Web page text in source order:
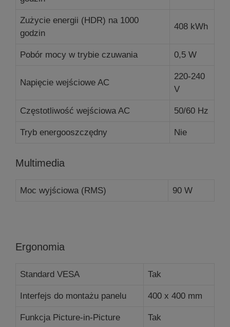
Zużycie energii (HDR) na 1000
godzin
408 kWh
Pobór mocy w trybie czuwania 0,5 W
Napięcie wejściowe AC
220-240
V
Częstotliwość wejściowa AC 50/60 Hz
Tryb energooszczędny Nie
Multimedia
Moc wyjściowa (RMS) 90 W
Ergonomia
Standard VESA Tak
Interfejs do montażu panelu 400 x 400 mm
Funkcja Picture-in-Picture Tak